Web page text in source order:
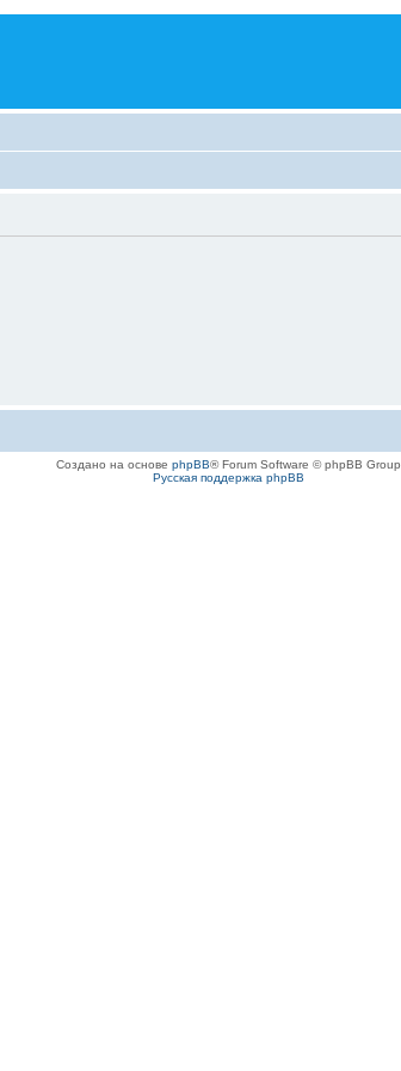
Создано на основе phpBB® Forum Software © phpBB Group
Русская поддержка phpBB